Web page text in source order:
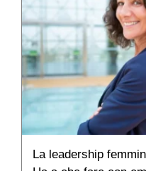
La leadership